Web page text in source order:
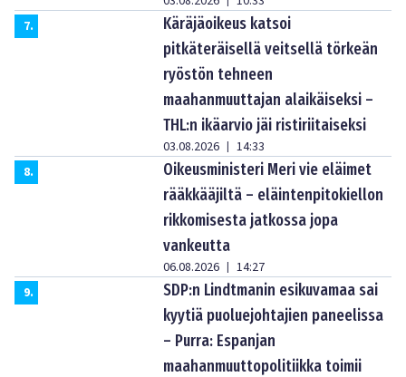
7.
Käräjäoikeus katsoi
pitkäteräisellä veitsellä törkeän
ryöstön tehneen
maahanmuuttajan alaikäiseksi –
THL:n ikäarvio jäi ristiriitaiseksi
03.08.2026 | 14:33
8.
Oikeusministeri Meri vie eläimet
rääkkääjiltä – eläintenpitokiellon
rikkomisesta jatkossa jopa
vankeutta
06.08.2026 | 14:27
9.
SDP:n Lindtmanin esikuvamaa sai
kyytiä puoluejohtajien paneelissa
– Purra: Espanjan
maahanmuuttopolitiikka toimii